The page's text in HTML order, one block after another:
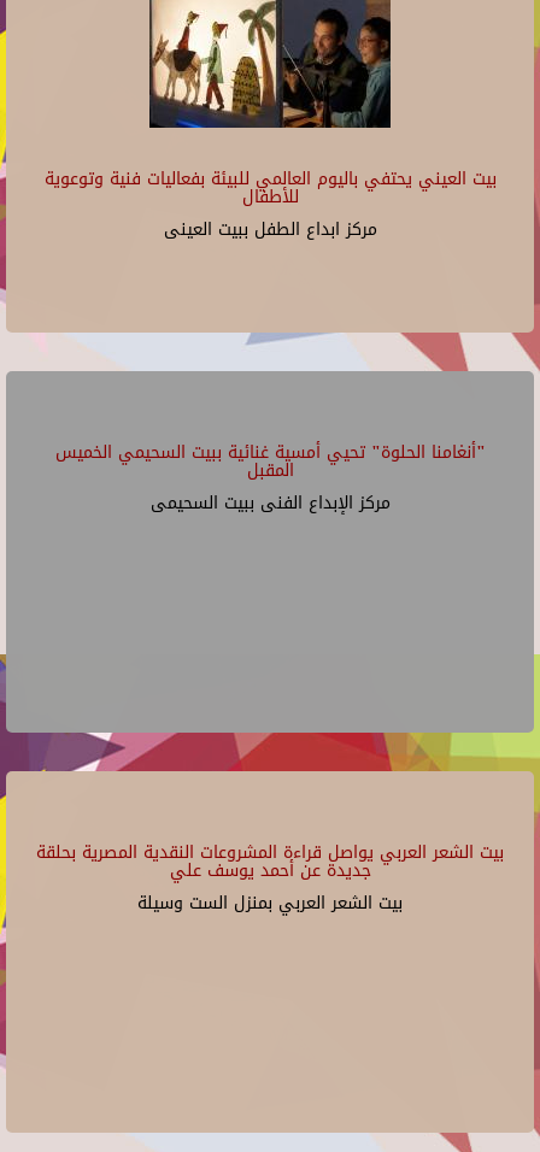
بيت العيني يحتفي باليوم العالمي للبيئة بفعاليات فنية وتوعوية
للأطفال
مركز ابداع الطفل ببيت العينى
"أنغامنا الحلوة" تحيي أمسية غنائية ببيت السحيمي الخميس
المقبل
مركز الإبداع الفنى ببيت السحيمى
بيت الشعر العربي يواصل قراءة المشروعات النقدية المصرية بحلقة
جديدة عن أحمد يوسف علي
بيت الشعر العربي بمنزل الست وسيلة